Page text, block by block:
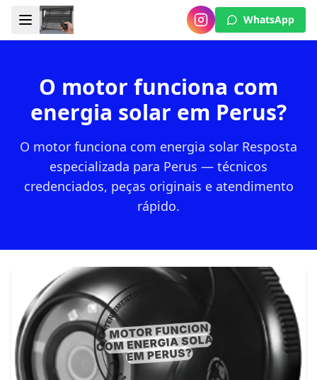
WhatsApp
O motor funciona com
energia solar em Perus?
O motor funciona com energia solar Resposta
especializada para Perus — técnicos
credenciados, peças originais e atendimento
rápido.